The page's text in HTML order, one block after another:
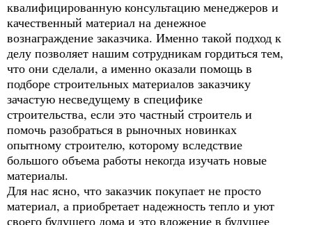
квалифицированную консультацию менеджеров и
качественный материал на денежное
вознаграждение заказчика. Именно такой подход к
делу позволяет нашим сотрудникам гордиться тем,
что они сделали, а именно оказали помощь в
подборе строительных материалов заказчику
зачастую несведущему в специфике
строительства, если это частный строитель и
помочь разобраться в рыночных новинках
опытному строителю, которому вследствие
большого объема работы некогда изучать новые
материалы.
Для нас ясно, что заказчик покупает не просто
материал, а приобретает надежность тепло и уют
своего будущего дома и это вложение в будущее